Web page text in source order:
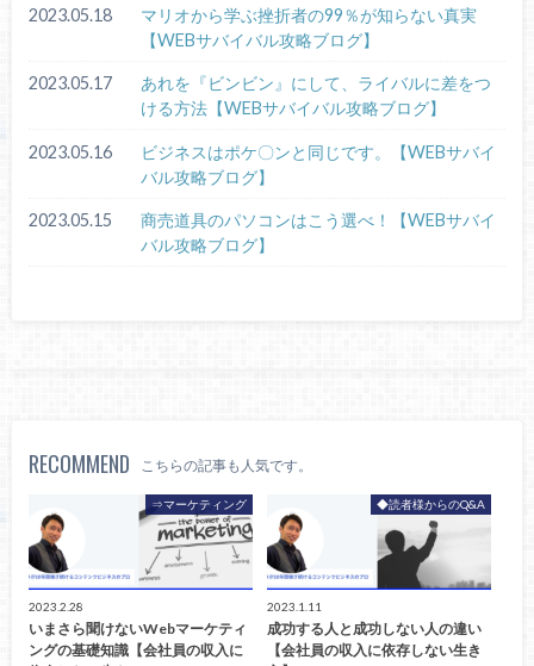
2023.05.18
マリオから学ぶ挫折者の99％が知らない真実
【WEBサバイバル攻略ブログ】
2023.05.17
あれを『ビンビン』にして、ライバルに差をつ
ける方法【WEBサバイバル攻略ブログ】
2023.05.16
ビジネスはポケ〇ンと同じです。【WEBサバイ
バル攻略ブログ】
2023.05.15
商売道具のパソコンはこう選べ！【WEBサバイ
バル攻略ブログ】
RECOMMEND こちらの記事も人気です。
⇒マーケティング
2023.2.28
いまさら聞けないWebマーケティ
ングの基礎知識【会社員の収入に
◆読者様からのQ&A
2023.1.11
成功する人と成功しない人の違い
【会社員の収入に依存しない生き